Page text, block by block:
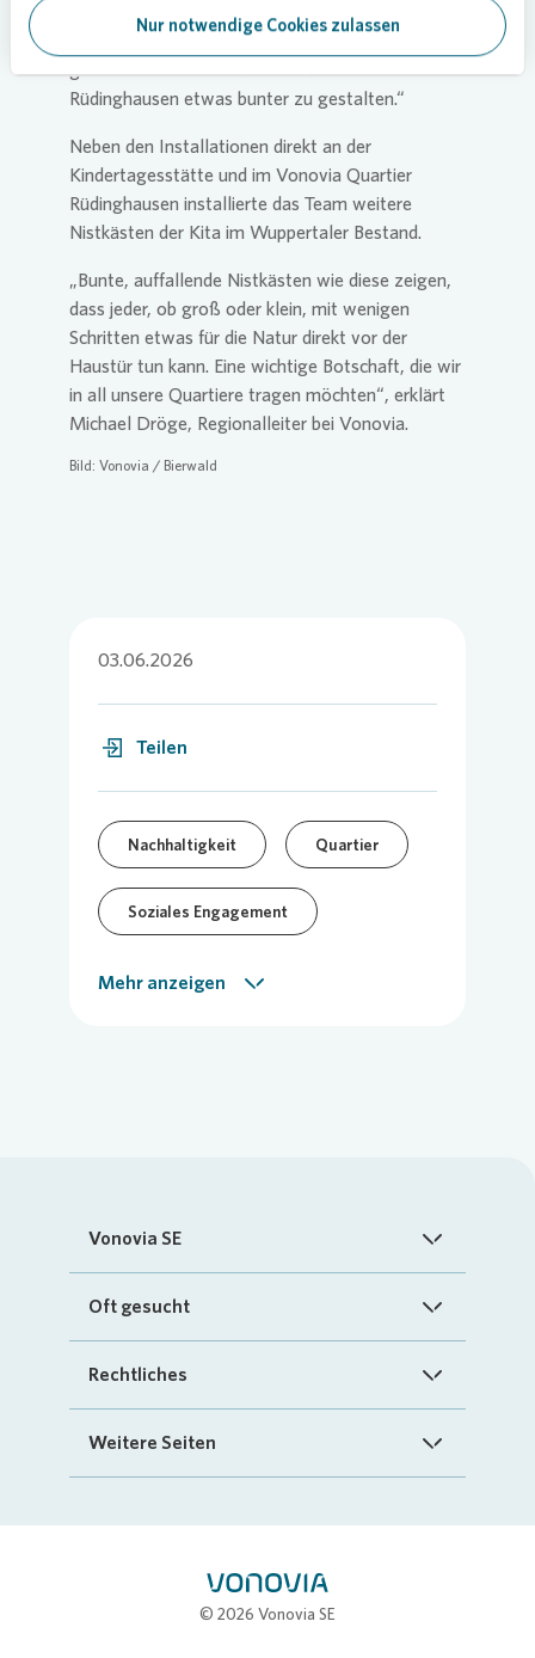
Nur notwendige Cookies zulassen
Augen bei der Installation waren für uns ein ganz
besonderer Moment. Es war eine große Freude,
gemeinsam mit den Kindern aktiv zu werden und
Rüdinghausen etwas bunter zu gestalten.“
Neben den Installationen direkt an der
Kindertagesstätte und im Vonovia Quartier
Rüdinghausen installierte das Team weitere
Nistkästen der Kita im Wuppertaler Bestand.
„Bunte, auffallende Nistkästen wie diese zeigen,
dass jeder, ob groß oder klein, mit wenigen
Schritten etwas für die Natur direkt vor der
Haustür tun kann. Eine wichtige Botschaft, die wir
in all unsere Quartiere tragen möchten“, erklärt
Michael Dröge, Regionalleiter bei Vonovia.
Bild: Vonovia / Bierwald
03.06.2026
Teilen
Nachhaltigkeit Quartier
Soziales Engagement
Vor-Ort-Meldung
Mehr anzeigen
Vonovia SE
Startseite
Investoren
Presse
Oft gesucht
FAQ
„Mein Vonovia“ App
Mein Zuhause
Rechtliches
Impressum
Weitere Seiten
© 2026 Vonovia SE